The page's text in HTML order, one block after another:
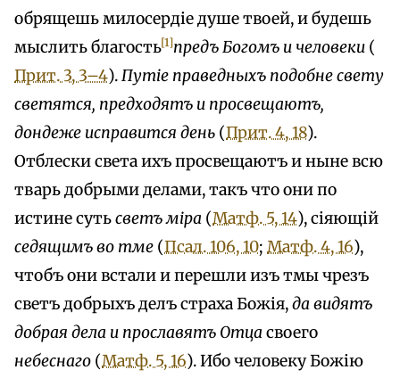
обрящешь милосердіе душе твоей, и будешь
мыслить благость[1]предъ Богомъ и человеки (
Прит. 3, 3–4).Путіе праведныхъ подобне свету
светятся, предходятъ и просвещаютъ,
дондеже исправится день (Прит. 4, 18).
Отблески света ихъ просвещаютъ и ныне всю
тварь добрыми делами, такъ что они по
истине сутьсветъ міра (Матф. 5, 14), сіяющій
седящимъ во тме (Псал. 106, 10; Матф. 4, 16),
чтобъ они встали и перешли изъ тмы чрезъ
светъ добрыхъ делъ страха Божія,да видятъ
добрая дела и прославятъ Отцасвоего
небеснаго (Матф. 5, 16). Ибо человеку Божію